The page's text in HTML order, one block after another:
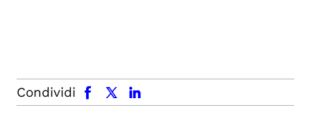
Condividi
facebook x.com linkedin